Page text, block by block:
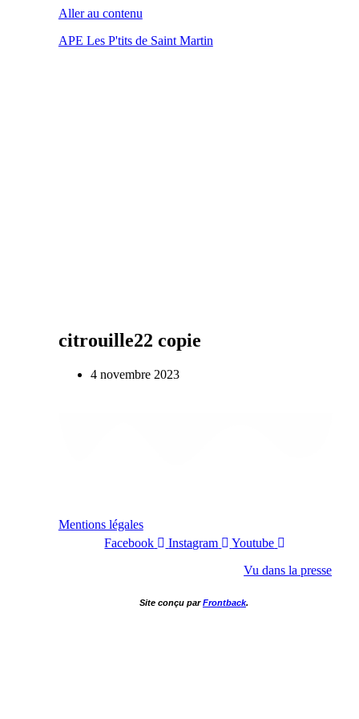
Aller au contenu
APE Les P'tits de Saint Martin
citrouille22 copie
4 novembre 2023
Mentions légales
Facebook
Instagram
Youtube
Vu dans la presse
Site conçu parFrontback.